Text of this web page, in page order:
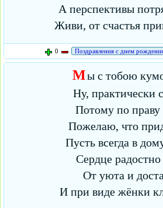
А перспективы
Живи, от счастья
0
Поздравления с днем
Мы с тобою
Ну, практически
Потому по праву
Пожелаю, что
Пусть всегда в
Сердце радостно
От уюта и
И при виде жёнки